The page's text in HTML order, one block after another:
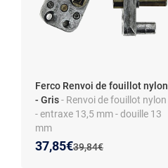
Ferco Renvoi de fouillot nylon
- Gris- Renvoi de fouillot nylon
- entraxe 13,5 mm - douille 13
mm
Ancien prix :
39,84€
Nouveau prix :
37,85€
Réduction de :